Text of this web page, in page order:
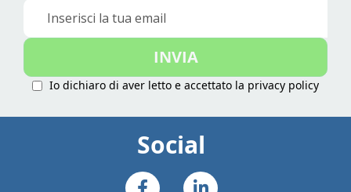
Iscriviti
nostra
INVIA
Io dichiaro di aver letto e accettato la privacy policy
Social